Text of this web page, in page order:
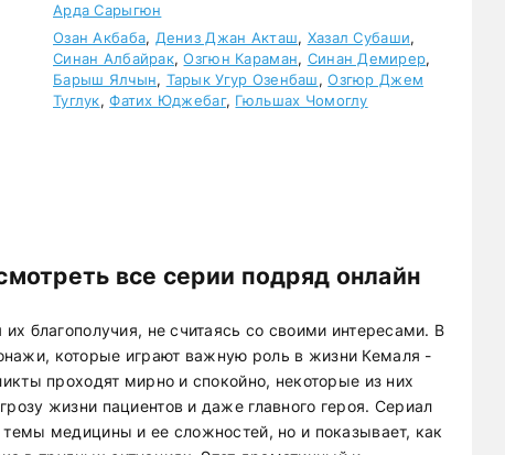
Арда Сарыгюн
Озан Акбаба, Дениз Джан Акташ, Хазал Субаши,
Синан Албайрак,Озгюн Караман, Синан Демирер,
Барыш Ялчын, Тарык Угур Озенбаш,Озгюр Джем
Туглук,Фатих Юджебаг, Гюльшах Чомоглу
все серии подряд онлайн
благополучия, не считаясь со своими интересами. В
которые играют важную роль в жизни Кемаля -
проходят мирно и спокойно, некоторые из них
жизни пациентов и даже главного героя. Сериал
темы медицины и ее сложностей, но и показывает, как